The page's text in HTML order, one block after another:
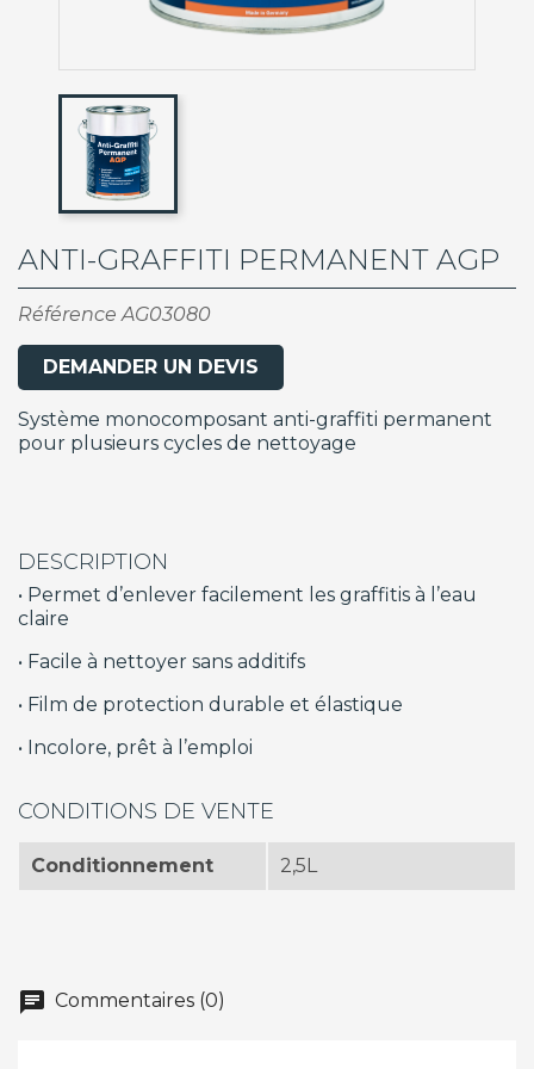
ANTI-GRAFFITI PERMANENT AGP
Référence AG03080
DEMANDER UN DEVIS
Système monocomposant anti-graffiti permanent
pour plusieurs cycles de nettoyage
DESCRIPTION
• Permet d’enlever facilement les graffitis à l’eau
claire
• Facile à nettoyer sans additifs
• Film de protection durable et élastique
• Incolore, prêt à l’emploi
CONDITIONS DE VENTE
Conditionnement 2,5L
chat Commentaires (0)